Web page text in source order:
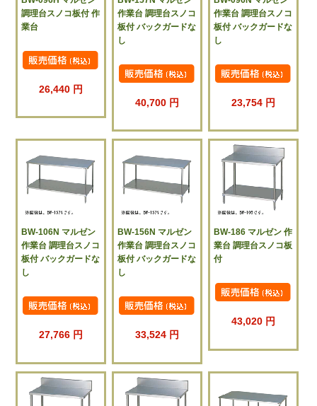
調理台スノコ板付 作
業台
26,440 円
作業台 調理台スノコ
板付 バックガードな
し
40,700 円
作業台 調理台スノコ
板付 バックガードな
し
23,754 円
BW-106N マルゼン
作業台 調理台スノコ
板付 バックガードな
し
27,766 円
BW-156N マルゼン
作業台 調理台スノコ
板付 バックガードな
し
33,524 円
BW-186 マルゼン 作
業台 調理台スノコ板
付
43,020 円